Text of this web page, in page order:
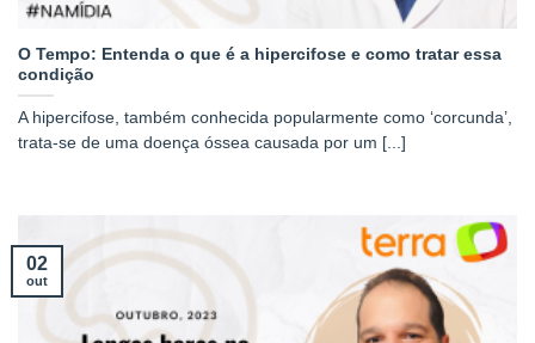
O Tempo: Entenda o que é a hipercifose e como tratar essa
condição
A hipercifose, também conhecida popularmente como ‘corcunda’,
trata-se de uma doença óssea causada por um [...]
02
out